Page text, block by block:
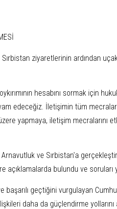
ziyaretlerinin ardından
hesabını sormak için
edeceğiz. İletişimin tüm
yapmaya, iletişim mecralarını
ve Sırbistan'a
bulundu ve soruları
geçtiğini vurgulayan
daha da güçlendirme yollarını